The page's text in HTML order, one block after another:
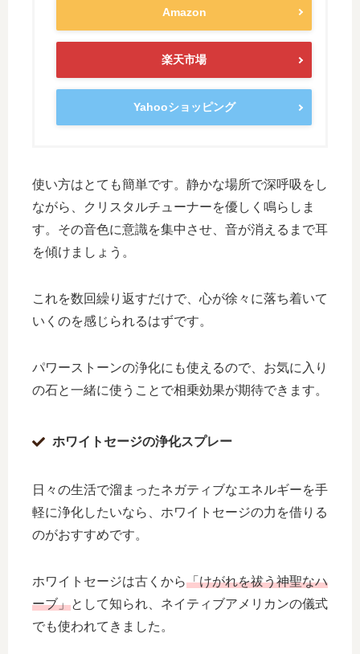
Amazon
楽天市場
Yahooショッピング
使い方はとても簡単です。静かな場所で深呼吸をし
ながら、クリスタルチューナーを優しく鳴らしま
す。その音色に意識を集中させ、音が消えるまで耳
を傾けましょう。
これを数回繰り返すだけで、心が徐々に落ち着いて
いくのを感じられるはずです。
パワーストーンの浄化にも使えるので、お気に入り
の石と一緒に使うことで相乗効果が期待できます。
ホワイトセージの浄化スプレー
日々の生活で溜まったネガティブなエネルギーを手
軽に浄化したいなら、ホワイトセージの力を借りる
のがおすすめです。
ホワイトセージは古くから「けがれを祓う神聖なハ
ーブ」として知られ、ネイティブアメリカンの儀式
でも使われてきました。